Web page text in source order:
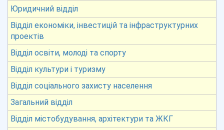
Юридичний відділ
Відділ економіки, інвестицій та інфраструктурних
проектів
Відділ освіти, молоді та спорту
Відділ культури і туризму
Відділ соціального захисту населення
Загальний відділ
Відділ містобудування, архітектури та ЖКГ